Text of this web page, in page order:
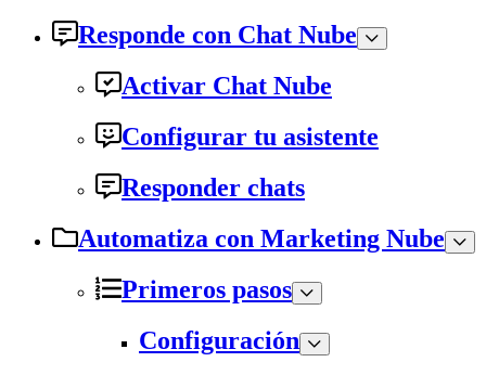
Responde con Chat Nube
Activar Chat Nube
Configurar tu asistente
Responder chats
Automatiza con Marketing Nube
Primeros pasos
Configuración